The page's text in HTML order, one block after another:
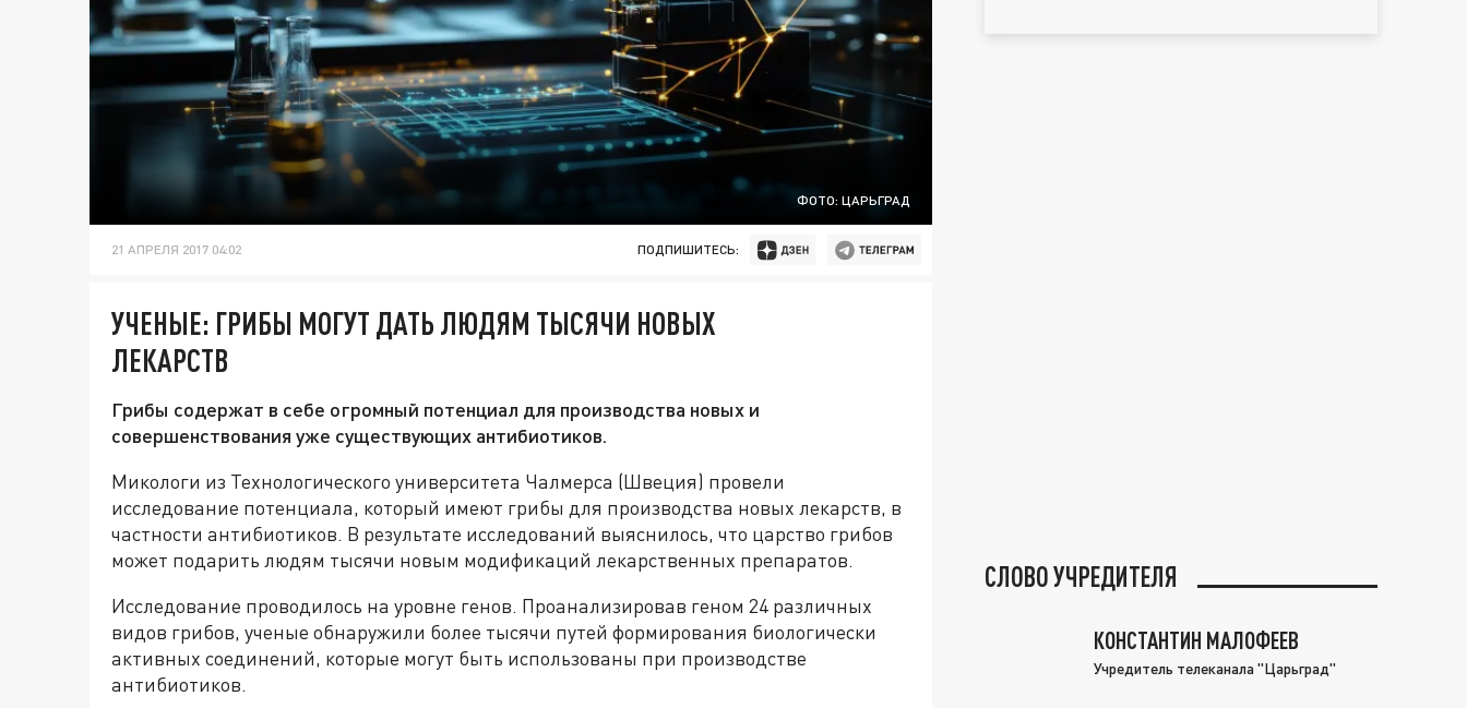
ФОТО: ЦАРЬГРАД
21 АПРЕЛЯ 2017 04:02 ПОДПИШИТЕСЬ:
УЧЕНЫЕ: ГРИБЫ МОГУТ ДАТЬ ЛЮДЯМ ТЫСЯЧИ НОВЫХ
ЛЕКАРСТВ
Грибы содержат в себе огромный потенциал для производства новых и
совершенствования уже существующих антибиотиков.
Микологи из Технологического университета Чалмерса (Швеция) провели
исследование потенциала, который имеют грибы для производства новых лекарств, в
частности антибиотиков. В результате исследований выяснилось, что царство грибов
может подарить людям тысячи новым модификаций лекарственных препаратов.
Исследование проводилось на уровне генов. Проанализировав геном 24 различных
видов грибов, ученые обнаружили более тысячи путей формирования биологически
активных соединений, которые могут быть использованы при производстве
антибиотиков.
СЛОВО УЧРЕДИТЕЛЯ
КОНСТАНТИН МАЛОФЕЕВ
Учредитель телеканала "Царьград"